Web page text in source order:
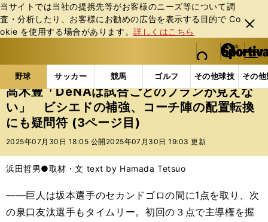
当サイトでは当社の提携先等がお客様のニーズ等について調
査・分析したり、お客様にお勧めの広告を表⽰する⽬的で Co
okie を使⽤する場合があります。詳しくはこちら
閉じ
る
web Sportiva (webスポルティーバ)
検索
マイペ
ー
ジ
メニュ
野球 サッカー 競馬 ゴルフ その他球技 その
b
ス
ポ
ル
テ
ー
バ
野球の記事一覧 プロ野球 高木豊「DeNAは試合ご
高木豊「DeNAは試合ごとのプランが見えな
い」 ビシエドの補強、コーチ陣の配置転換
にも疑問符 (3ページ目)
2025年07月30日 18:05 公開 2025年07月30日 19:03 更新
浜田哲男●取材・文 text by Hamada Tetsuo
――巨人は坂本選手のセカンドゴロの間に1点を取り、次
の泉口友汰選手もタイムリー。初回の３点で主導権を握